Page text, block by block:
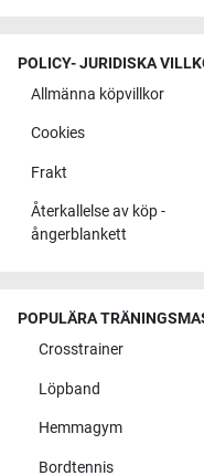
POLICY- JURIDISKA
Allmänna köpvillkor
Cookies
Frakt
Återkallelse av köp -
ångerblankett
POPULÄRA
Crosstrainer
Löpband
Hemmagym
Bordtennis